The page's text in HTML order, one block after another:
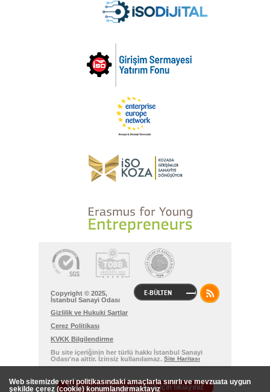
E-BÜLTEN
Copyright © 2025,
İstanbul Sanayi Odası
Gizlilik ve Hukuki Şartlar
Çerez Politikası
KVKK Bilgilendirme
Bu site içeriğinin her türlü hakkı İstanbul Sanayi
Odası'na aittir. İzinsiz kullanılamaz. Site Haritası
Normal versiyona geçmek için tıklayınız
Web sitemizde veri politikasındaki amaçlarla sınırlı ve mevzuata uygun
şekilde çerez (cookie) konumlandırmaktayız